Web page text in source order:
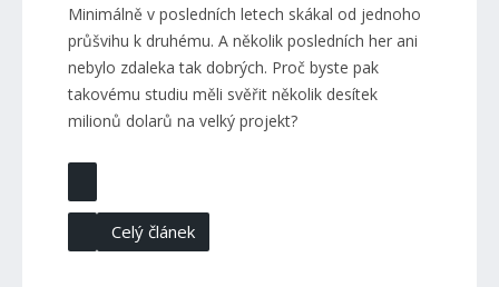
Minimálně v posledních letech skákal od jednoho
průšvihu k druhému. A několik posledních her ani
nebylo zdaleka tak dobrých. Proč byste pak
takovému studiu měli svěřit několik desítek
milionů dolarů na velký projekt?
Celý článek